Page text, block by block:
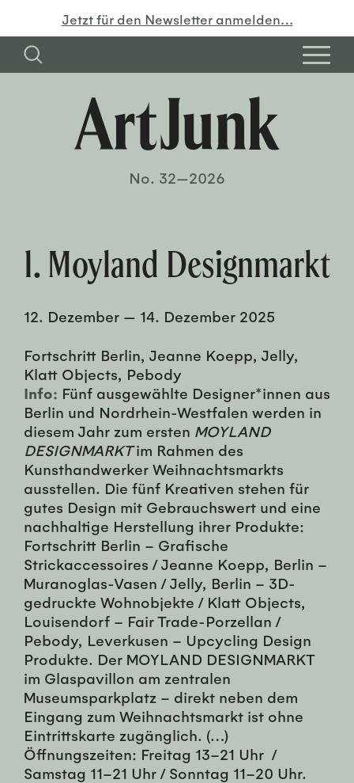
Jetzt für den Newsletter anmelden…
No. 32—2026
1. Moyland Designmarkt
12. Dezember — 14. Dezember 2025
Fortschritt Berlin, Jeanne Koepp, Jelly,
Klatt Objects, Pebody
Info: Fünf ausgewählte Designer*innen aus
Berlin und Nordrhein-Westfalen werden in
diesem Jahr zum ersten MOYLAND
DESIGNMARKTim Rahmen des
Kunsthandwerker Weihnachtsmarkts
ausstellen. Die fünf Kreativen stehen für
gutes Design mit Gebrauchswert und eine
nachhaltige Herstellung ihrer Produkte:
Fortschritt Berlin – Grafische
Strickaccessoires / Jeanne Koepp, Berlin –
Muranoglas-Vasen / Jelly, Berlin – 3D-
gedruckte Wohnobjekte / Klatt Objects,
Louisendorf – Fair Trade-Porzellan /
Pebody, Leverkusen – Upcycling Design
Produkte. Der MOYLAND DESIGNMARKT
im Glaspavillon am zentralen
Museumsparkplatz – direkt neben dem
Eingang zum Weihnachtsmarkt ist ohne
Eintrittskarte zugänglich. (…)
Öffnungszeiten: Freitag 13–21 Uhr /
Samstag 11–21 Uhr / Sonntag 11–20 Uhr.